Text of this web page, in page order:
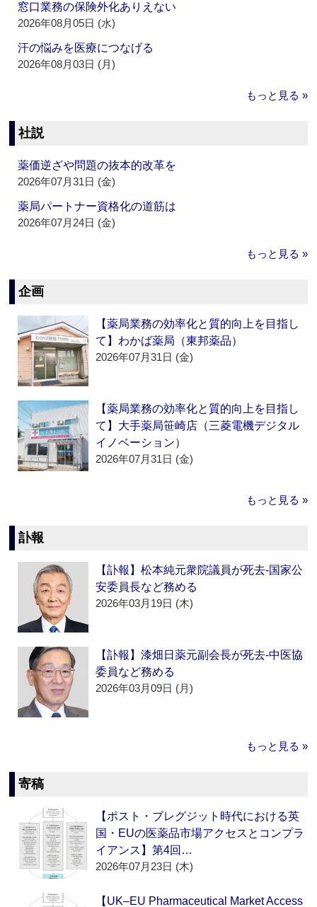
窓口業務の保険外化ありえない
2026年08月05日 (水)
汗の悩みを医療につなげる
2026年08月03日 (月)
もっと見る »
社説
薬価逆ざや問題の抜本的改革を
2026年07月31日 (金)
薬局パートナー資格化の道筋は
2026年07月24日 (金)
もっと見る »
企画
【薬局業務の効率化と質的向上を目指し
て】わかば薬局（東邦薬品）
2026年07月31日 (金)
【薬局業務の効率化と質的向上を目指し
て】大手薬局笹崎店（三菱電機デジタル
イノベーション）
2026年07月31日 (金)
もっと見る »
訃報
【訃報】松本純元衆院議員が死去‐国家公
安委員長など務める
2026年03月19日 (木)
【訃報】漆畑日薬元副会長が死去‐中医協
委員など務める
2026年03月09日 (月)
もっと見る »
寄稿
【ポスト・ブレグジット時代における英
国・EUの医薬品市場アクセスとコンプラ
イアンス】第4回…
2026年07月23日 (木)
【UK–EU Pharmaceutical Market Access